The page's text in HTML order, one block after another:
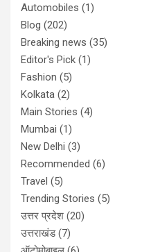
Automobiles (1)
Blog (202)
Breaking news (35)
Editor's Pick (1)
Fashion (5)
Kolkata (2)
Main Stories (4)
Mumbai (1)
New Delhi (3)
Recommended (6)
Travel (5)
Trending Stories (5)
उत्तर प्रदेश (20)
उत्तराखंड(7)